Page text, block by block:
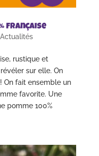
française
Actualités
rustique et
sur elle. On
On fait ensemble un
favorite. Une
pomme 100%